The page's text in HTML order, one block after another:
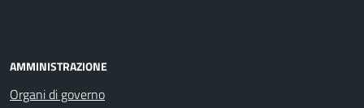
AMMINISTRAZIONE
Organi di governo